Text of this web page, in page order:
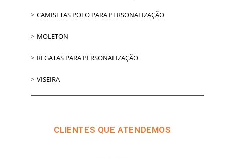
CAMISETAS POLO PARA PERSONALIZAÇÃO
MOLETON
REGATAS PARA PERSONALIZAÇÃO
VISEIRA
CLIENTES QUE ATENDEMOS